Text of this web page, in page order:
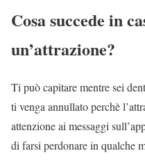
Cosa succede in
un’attrazione?
Ti può capitare mentre sei
ti venga annullato perchè
attenzione ai messaggi
di farsi perdonare in qualche